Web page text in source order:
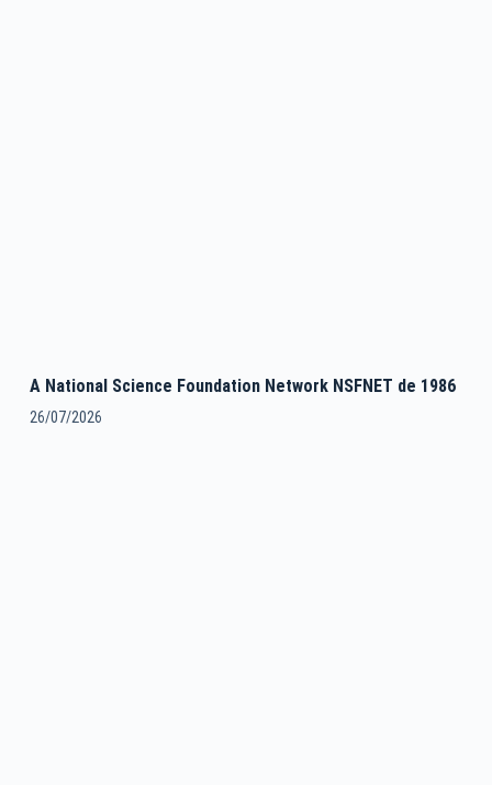
A National Science Foundation Network NSFNET de 1986
26/07/2026